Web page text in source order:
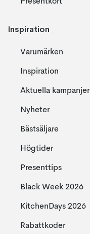
Inspiration
Varumärken
Inspiration
Aktuella kampanjer
Nyheter
Bästsäljare
Högtider
Presenttips
Black Week 2026
KitchenDays 2026
Rabattkoder